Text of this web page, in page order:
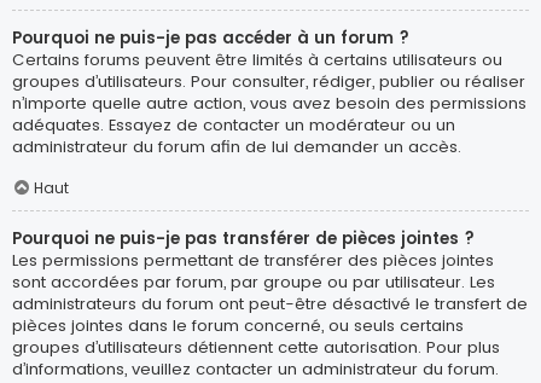
Pourquoi ne puis-je pas accéder à un forum ?
Certains forums peuvent être limités à certains utilisateurs ou
groupes d’utilisateurs. Pour consulter, rédiger, publier ou réaliser
n’importe quelle autre action, vous avez besoin des permissions
adéquates. Essayez de contacter un modérateur ou un
administrateur du forum afin de lui demander un accès.
Haut
Pourquoi ne puis-je pas transférer de pièces jointes ?
Les permissions permettant de transférer des pièces jointes
sont accordées par forum, par groupe ou par utilisateur. Les
administrateurs du forum ont peut-être désactivé le transfert de
pièces jointes dans le forum concerné, ou seuls certains
groupes d’utilisateurs détiennent cette autorisation. Pour plus
d’informations, veuillez contacter un administrateur du forum.